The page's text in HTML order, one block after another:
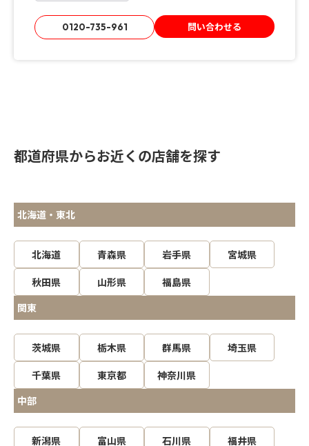
0120-735-961 問い合わせる
都道府県からお近くの店舗を探す
北海道・東北
北海道 青森県 岩手県
宮城県
秋田県
山形県
福島県
関東
茨城県 栃木県 群馬県
埼玉県
千葉県
東京都
神奈川県
中部
新潟県 富山県 石川県 福井県